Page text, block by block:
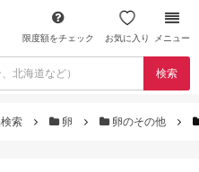
限度額をチェック お気に入り メニュー
検索
索 卵 卵のその他